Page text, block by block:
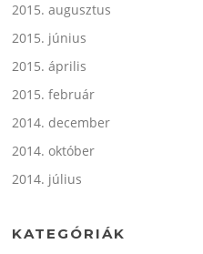
2015. augusztus
2015. június
2015. április
2015. február
2014. december
2014. október
2014. július
KATEGÓRIÁK